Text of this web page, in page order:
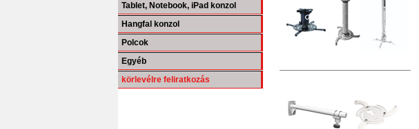
Tablet, Notebook, iPad konzol
Hangfal konzol
Polcok
Egyéb
körlevélre feliratkozás